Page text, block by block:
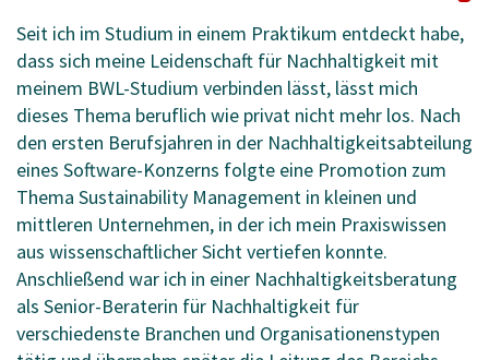
Seit ich im Studium in einem Praktikum entdeckt habe,
dass sich meine Leidenschaft für Nachhaltigkeit mit
meinem BWL-Studium verbinden lässt, lässt mich
dieses Thema beruflich wie privat nicht mehr los. Nach
den ersten Berufsjahren in der Nachhaltigkeitsabteilung
eines Software-Konzerns folgte eine Promotion zum
Thema Sustainability Management in kleinen und
mittleren Unternehmen, in der ich mein Praxiswissen
aus wissenschaftlicher Sicht vertiefen konnte.
Anschließend war ich in einer Nachhaltigkeitsberatung
als Senior-Beraterin für Nachhaltigkeit für
verschiedenste Branchen und Organisationenstypen